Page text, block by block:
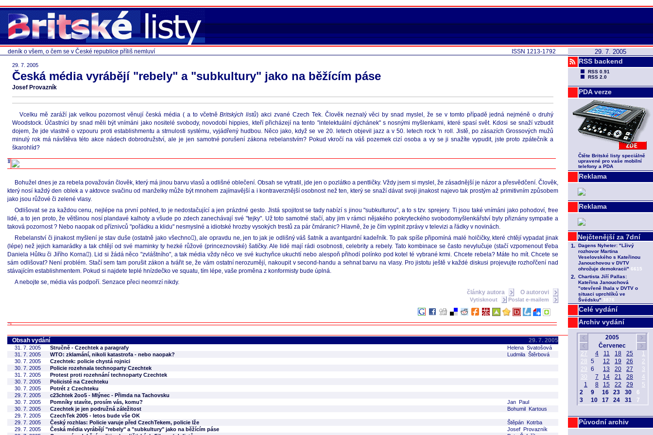
29. 7. 2005
RSS backend
RSS 0.91
RSS 2.0
PDA verze
Čtěte Britské listy speciálně
upravené pro vaše mobilní
telefony a PDA
Reklama
Reklama
Celé vydání
Archiv vydání
Původní archiv
ISSN 1213-1792
deník o všem, o čem se v České republice příliš nemluví
29. 7. 2005
Česká média vyrábějí "rebely" a "subkultury" jako na běžícím páse
Josef Provazník
Vcelku mě zaráží jak velkou pozornost věnují česká média ( a to včetněBritských listů) akci zvané Czech Tek. Člověk neznalý věci by snad myslel, že se v tomto případě jedná nejméně o druhý
Woodstock. Účastníci by snad měli být vnímáni jako nositelé svobody, novodobí hippies, kteří přicházejí na tento "intelektuální dýchánek" s nosnými myšlenkami, které spasí svět. Kdosi se snaží vzbudit
dojem, že jde vlastně o vzpouru proti establishmentu a strnulosti systému, vyjádřený hudbou. Něco jako, když se ve 20. letech objevil jazz a v 50. letech rock 'n roll. Jistě, po zásazích Grossových mužů
minulý rok má návštěva této akce nádech dobrodružství, ale je jen samotné porušení zákona rebelanstvím? Pokud vkročí na váš pozemek cizí osoba a vy se ji snažíte vypudit, jste proto zpátečník a
škarohlíd?
Bohužel dnes je za rebela považován člověk, který má jinou barvu vlasů a odlišné oblečení. Obsah se vytratil, jde jen o pozlátko a pentličky. Vždy jsem si myslel, že zásadnější je názor a přesvědčení. Člověk,
který nosí každý den oblek a v aktovce svačinu od manželky může být mnohem zajímavější a i kontraverznější osobnost než ten, který se snaží dávat svoji jinakost najevo tak prostým až primitivním způsobem
jako jsou růžové či zelené vlasy.
Odlišovat se za každou cenu, nejlépe na první pohled, to je nedostačující a jen prázdné gesto. Jistá spojitost se tady nabízí s jinou "subkulturou", a to s tzv. sprejery. Ti jsou také vnímáni jako pohodoví, free
lidé, a to jen proto, že většinou nosí plandavé kalhoty a všude po zdech zanechávají své "tejky". Už toto samotné stačí, aby jim v rámci nějakého pokryteckého svobodomyšlenkářství byly přiznány sympatie a
taková pozornost ? Nebo naopak od příznivců "pořádku a klidu" nesmyslné a idiotské hrozby vysokých trestů za pár čmáranic? Hlavně, že je čím vyplnit zprávy v televizi a řádky v novinách.
Rebelanství či jinakost myšlení je stav duše (ostatně jako všechno), ale opravdu ne, jen to jak je odlišný váš šatník a avantgardní kadeřník. To pak spíše připomíná malé holčičky, které chtějí vypadat jinak
(lépe) než jejich kamarádky a tak chtějí od své maminky ty hezké růžové (princeznovské) šatičky. Ale lidé mají rádi osobnosti, celebrity a rebely. Tato kombinace se často nevylučuje (stačí vzpomenout třeba
Daniela Hůlku či Jiřího Korna). Lid si žádá něco "zvláštního", a tak média vždy něco ve své kuchyňce ukuchtí nebo alespoň přihodí polínko pod kotel té vybrané krmi. Chcete rebela? Máte ho mít. Chcete se
sám odlišovat? Není problém. Stačí sem tam porušit zákon a tvářit se, že vám ostatní nerozumějí, nakoupit v second-handu a sehnat barvu na vlasy. Pro jistotu ještě v každé diskusi projevujte rozhořčení nad
stávajícím establishmentem. Pokud si najdete teplé hnízdečko ve squatu, tím lépe, vaše proměna z konformisty bude úplná.
A nebojte se, média vás podpoří. Senzace přeci neomrzí nikdy.
články autora
O autorovi
Vytisknout Poslat e-mailem
Obsah vydání 29. 7. 2005
31. 7. 2005 Stručně - Czechtek a paragrafy
Helena Svatošová
31. 7. 2005
WTO: zklamání, nikoli katastrofa - nebo naopak?
Ludmila Štěrbová
30. 7. 2005
Czechtek: policie chystá rojnici
30. 7. 2005
Policie rozehnala technoparty Czechtek
31. 7. 2005
Protest proti rozehnání technoparty Czechtek
30. 7. 2005
Policisté na Czechteku
30. 7. 2005
Potrét z Czechteku
29. 7. 2005
c23chtek 2oo5 - Mlýnec - Přimda na Tachovsku
30. 7. 2005
Pomníky stavíte, prosím vás, komu?
Jan Paul
30. 7. 2005
Czechtek je jen podružná záležitost
Bohumil Kartous
29. 7. 2005
CzechTek 2005 - letos bude vše OK
29. 7. 2005
Český rozhlas: Policie varuje před CzechTekem, policie lže
Štěpán Kotrba
29. 7. 2005
Česká média vyrábějí "rebely" a "subkultury" jako na běžícím páse
Josef Provazník